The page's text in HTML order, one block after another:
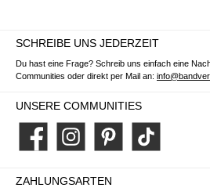
SCHREIBE UNS JEDERZEIT
Du hast eine Frage? Schreib uns einfach eine
Communities oder direkt per Mail an:
UNSERE COMMUNITIES
Facebook Instagram Pinterest TikTok
ZAHLUNGSARTEN